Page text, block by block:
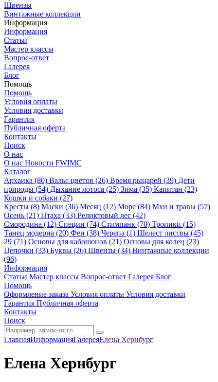
Швензы
Винтажные коллекции
Информация
Информация
Статьи
Мастер классы
Вопрос-ответ
Галерея
Блог
Помощь
Помощь
Условия оплаты
Условия доставки
Гарантия
Публичная оферта
Контакты
Поиск
О нас
О нас Новости FWIMC
Каталог
Архаика (80) Вальс цветов (26) Время рыцарей (39) Дети
природы (54) Дыхание лотоса (25) Зима (35) Капитан (23)
Кошки и собаки (27)
Кресты (8) Маски (36) Месяц (12) Море (84) Мхи и травы (57)
Осень (21) Птаха (33) Реликтовый лес (42)
Смородина (12) Специи (74) Стимпанк (70) Тропики (15)
Танец модерна (20) Феи (38) Черепа (1) Шелест листвы (45)
29 (71) Основы для кабошонов (21) Основы для колец (23)
Цепочки (33) Буквы (26) Швензы (34) Винтажные коллекции
(96)
Информация
Статьи Мастер классы Вопрос-ответ Галерея Блог
Помощь
Оформление заказа Условия оплаты Условия доставки
Гарантия Публичная оферта
Контакты
Поиск
ГлавнаяИнформацияГалереяЕлена Хернбург
Елена Хернбург